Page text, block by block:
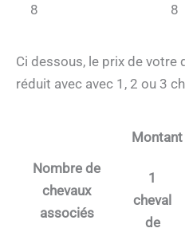
8 8
Ci dessous, le prix de votre
réduit avec avec 1, 2 ou 3
Nombre de
chevaux
associés
1
cheval
de